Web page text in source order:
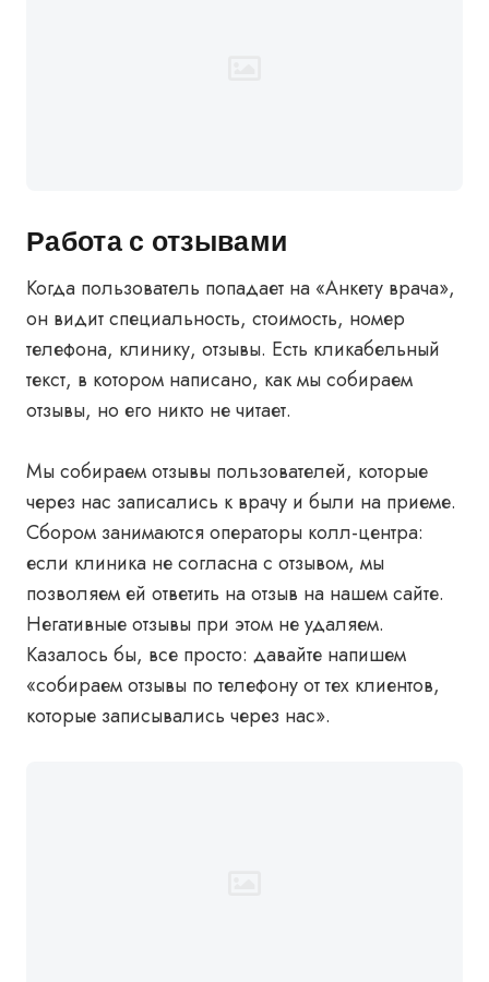
Работа с отзывами
Когда пользователь попадает на «Анкету врача»,
он видит специальность, стоимость, номер
телефона, клинику, отзывы. Есть кликабельный
текст, в котором написано, как мы собираем
отзывы, но его никто не читает.
Мы собираем отзывы пользователей, которые
через нас записались к врачу и были на приеме.
Сбором занимаются операторы колл-центра:
если клиника не согласна с отзывом, мы
позволяем ей ответить на отзыв на нашем сайте.
Негативные отзывы при этом не удаляем.
Казалось бы, все просто: давайте напишем
«собираем отзывы по телефону от тех клиентов,
которые записывались через нас».